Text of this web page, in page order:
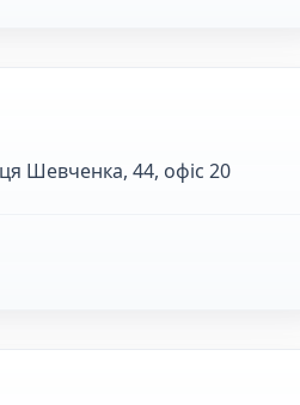
Шевченка, 44, офіс 20